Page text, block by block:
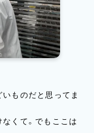
ものだと思ってま
くて。でもここは